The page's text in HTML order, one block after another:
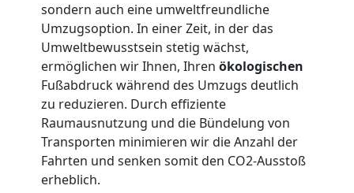
sondern auch eine umweltfreundliche
Umzugsoption. In einer Zeit, in der das
Umweltbewusstsein stetig wächst,
ermöglichen wir Ihnen, Ihren ökologischen
Fußabdruck während des Umzugs deutlich
zu reduzieren. Durch effiziente
Raumausnutzung und die Bündelung von
Transporten minimieren wir die Anzahl der
Fahrten und senken somit den CO2-Ausstoß
erheblich.
Möbellift
Wolfsberg
Übersiedlung
Wolfsberg